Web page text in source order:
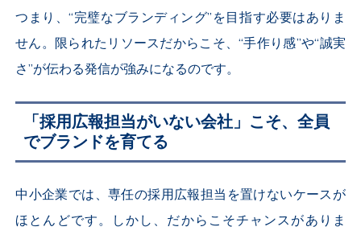
つまり、“完璧なブランディング”を目指す必要はありま
せん。限られたリソースだからこそ、“手作り感”や“誠実
さ”が伝わる発信が強みになるのです。
「採用広報担当がいない会社」こそ、全員
でブランドを育てる
中小企業では、専任の採用広報担当を置けないケースが
ほとんどです。しかし、だからこそチャンスがありま